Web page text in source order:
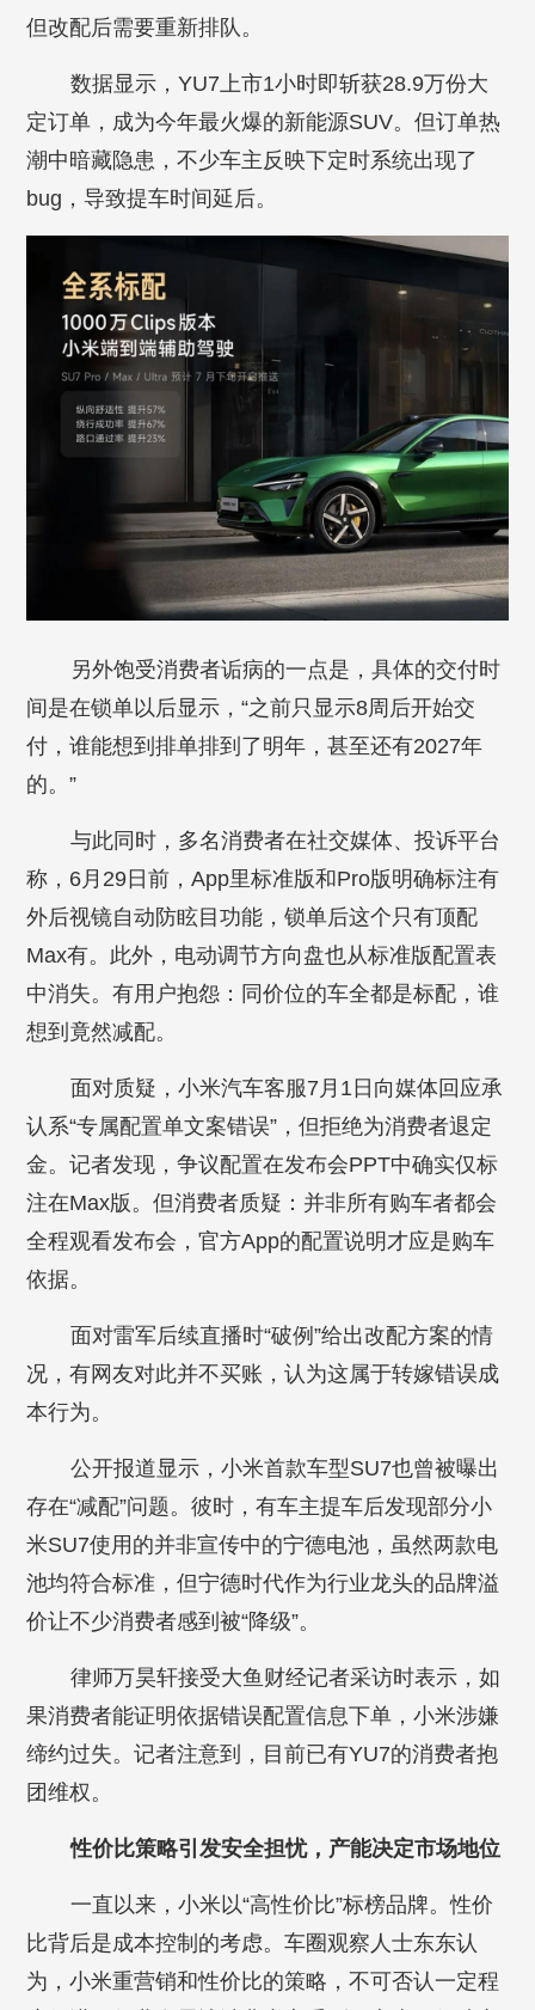
但改配后需要重新排队。
数据显示，YU7上市1小时即斩获28.9万份大
定订单，成为今年最火爆的新能源SUV。但订单热
潮中暗藏隐患，不少车主反映下定时系统出现了
bug，导致提车时间延后。
另外饱受消费者诟病的一点是，具体的交付时
间是在锁单以后显示，“之前只显示8周后开始交
付，谁能想到排单排到了明年，甚至还有2027年
的。”
与此同时，多名消费者在社交媒体、投诉平台
称，6月29日前，App里标准版和Pro版明确标注有
外后视镜自动防眩目功能，锁单后这个只有顶配
Max有。此外，电动调节方向盘也从标准版配置表
中消失。有用户抱怨：同价位的车全都是标配，谁
想到竟然减配。
面对质疑，小米汽车客服7月1日向媒体回应承
认系“专属配置单文案错误”，但拒绝为消费者退定
金。记者发现，争议配置在发布会PPT中确实仅标
注在Max版。但消费者质疑：并非所有购车者都会
全程观看发布会，官方App的配置说明才应是购车
依据。
面对雷军后续直播时“破例”给出改配方案的情
况，有网友对此并不买账，认为这属于转嫁错误成
本行为。
公开报道显示，小米首款车型SU7也曾被曝出
存在“减配”问题。彼时，有车主提车后发现部分小
米SU7使用的并非宣传中的宁德电池，虽然两款电
池均符合标准，但宁德时代作为行业龙头的品牌溢
价让不少消费者感到被“降级”。
律师万昊轩接受大鱼财经记者采访时表示，如
果消费者能证明依据错误配置信息下单，小米涉嫌
缔约过失。记者注意到，目前已有YU7的消费者抱
团维权。
性价比策略引发安全担忧，产能决定市场地位
一直以来，小米以“高性价比”标榜品牌。性价
比背后是成本控制的考虑。车圈观察人士东东认
为，小米重营销和性价比的策略，不可否认一定程